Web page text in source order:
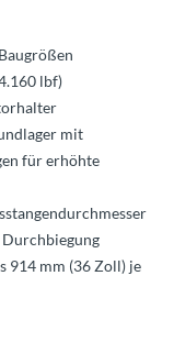
lbf)
mit
für erhöhte
914 mm (36 Zoll) je